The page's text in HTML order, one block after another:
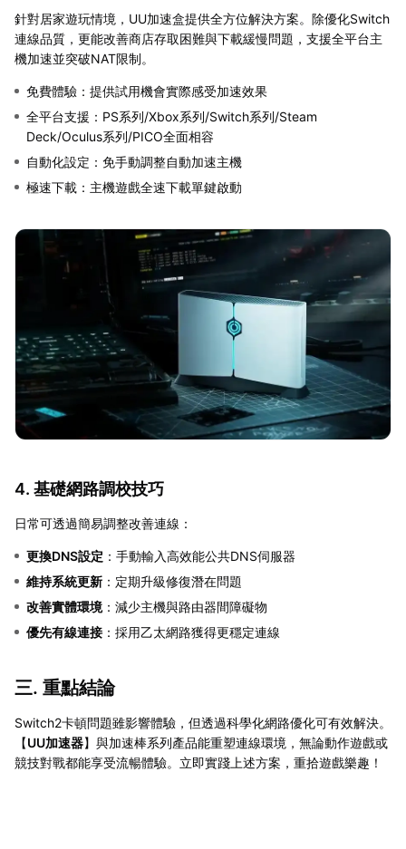
針對居家遊玩情境，UU加速盒提供全方位解決方案。除優化Switch
連線品質，更能改善商店存取困難與下載緩慢問題，支援全平台主
機加速並突破NAT限制。
免費體驗：提供試用機會實際感受加速效果
全平台支援：PS系列/Xbox系列/Switch系列/Steam
Deck/Oculus系列/PICO全面相容
自動化設定：免手動調整自動加速主機
極速下載：主機遊戲全速下載單鍵啟動
4. 基礎網路調校技巧
日常可透過簡易調整改善連線：
更換DNS設定 ：手動輸入高效能公共DNS伺服器
維持系統更新 ：定期升級修復潛在問題
改善實體環境：減少主機與路由器間障礙物
優先有線連接 ：採用乙太網路獲得更穩定連線
三. 重點結論
Switch2卡頓問題雖影響體驗，但透過科學化網路優化可有效解決。
【UU加速器】與加速棒系列產品能重塑連線環境，無論動作遊戲或
競技對戰都能享受流暢體驗。立即實踐上述方案，重拾遊戲樂趣！